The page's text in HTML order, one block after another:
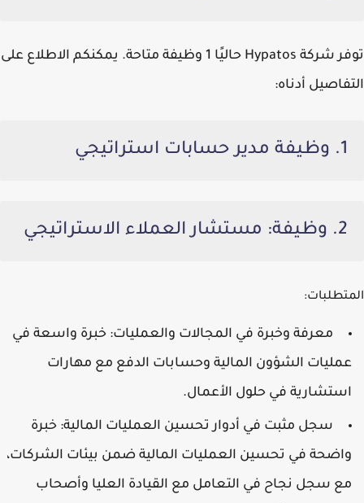
توفرشركة Hypatos
حاليًا 1 وظيفة متاحة. يمكنكم الاطلاع على
التفاصيل أدناه:
1. وظيفة مدير حسابات استراتيجي
2. وظيفة: مستشار العملاء الاستراتيجي
المتطلبات:
معرفة وخبرة في المجالات والعمليات: خبرة واسعة في
عمليات الشؤون المالية وحسابات الدفع مع مهارات
استشارية في حلول الأعمال.
سجل مثبت في أدوار تحسين العمليات المالية: خبرة
واضحة في تحسين العمليات المالية ضمن بيئات الشركات،
مع سجل نجاح في التعامل مع القيادة العليا وأصحاب